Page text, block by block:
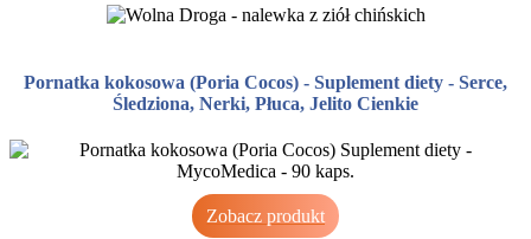
Pornatka kokosowa (Poria Cocos) - Suplement diety - Serce,
Śledziona, Nerki, Płuca, Jelito Cienkie
Zobacz produkt